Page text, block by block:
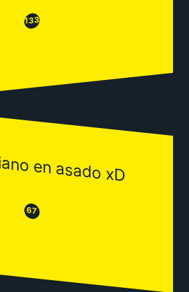
😒133😂
en asado xD
😒 67 😂